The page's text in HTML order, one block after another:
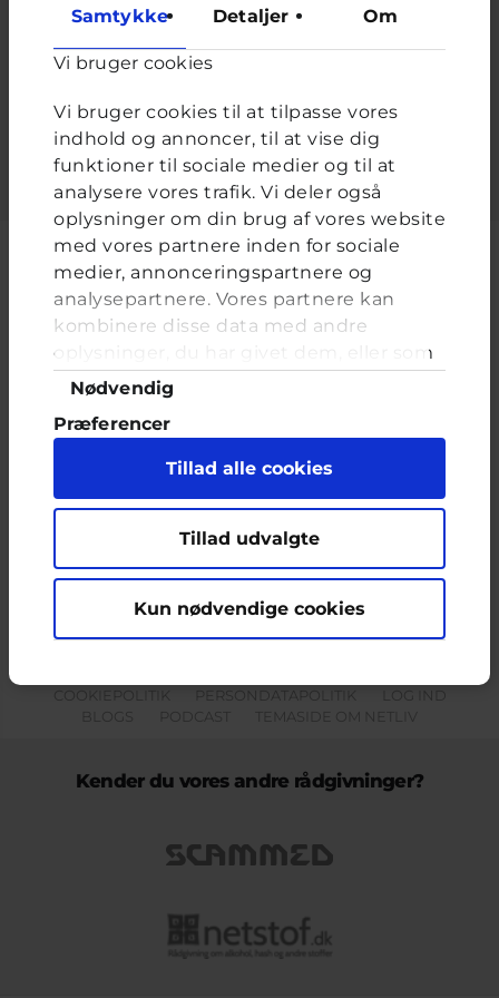
Samtykke Detaljer Om
Vi bruger cookies
Vi bruger cookies til at tilpasse vores
indhold og annoncer, til at vise dig
funktioner til sociale medier og til at
analysere vores trafik. Vi deler også
oplysninger om din brug af vores website
med vores partnere inden for sociale
medier, annonceringspartnere og
analysepartnere. Vores partnere kan
kombinere disse data med andre
oplysninger, du har givet dem, eller som
de har indsamlet fra din brug af deres
tjenester. Du samtykker til vores cookies,
hvis du fortsætter med at anvende vores
hjemmeside.
Samtykkevalg
Nødvendig
Præferencer
Marketing
Tillad alle cookies
Tillad udvalgte
Kun nødvendige cookies
strømper på dem - hvad er det?*
Udfyld feltet.
Cyberhus er et klubhus på nettet for dig op til 25 år. Du kan skrive til
tanker i ung-til-ung eller bare hænge ud, og læse med. I Cyberhus
kan du være dig selv, og har du brug for en voksen, vil vi gerne lytte
Indholdet på dette site er udelukkende Cyberhus' ansvar og afspejler
ikke nødvendigvis den Europæiske Unions holdninger.
COOKIEPOLITIK
PERSONDATAPOLITIK
BLOGS
PODCAST TEMASIDE OM NETLIV
Kender du vores andre rådgivninger?